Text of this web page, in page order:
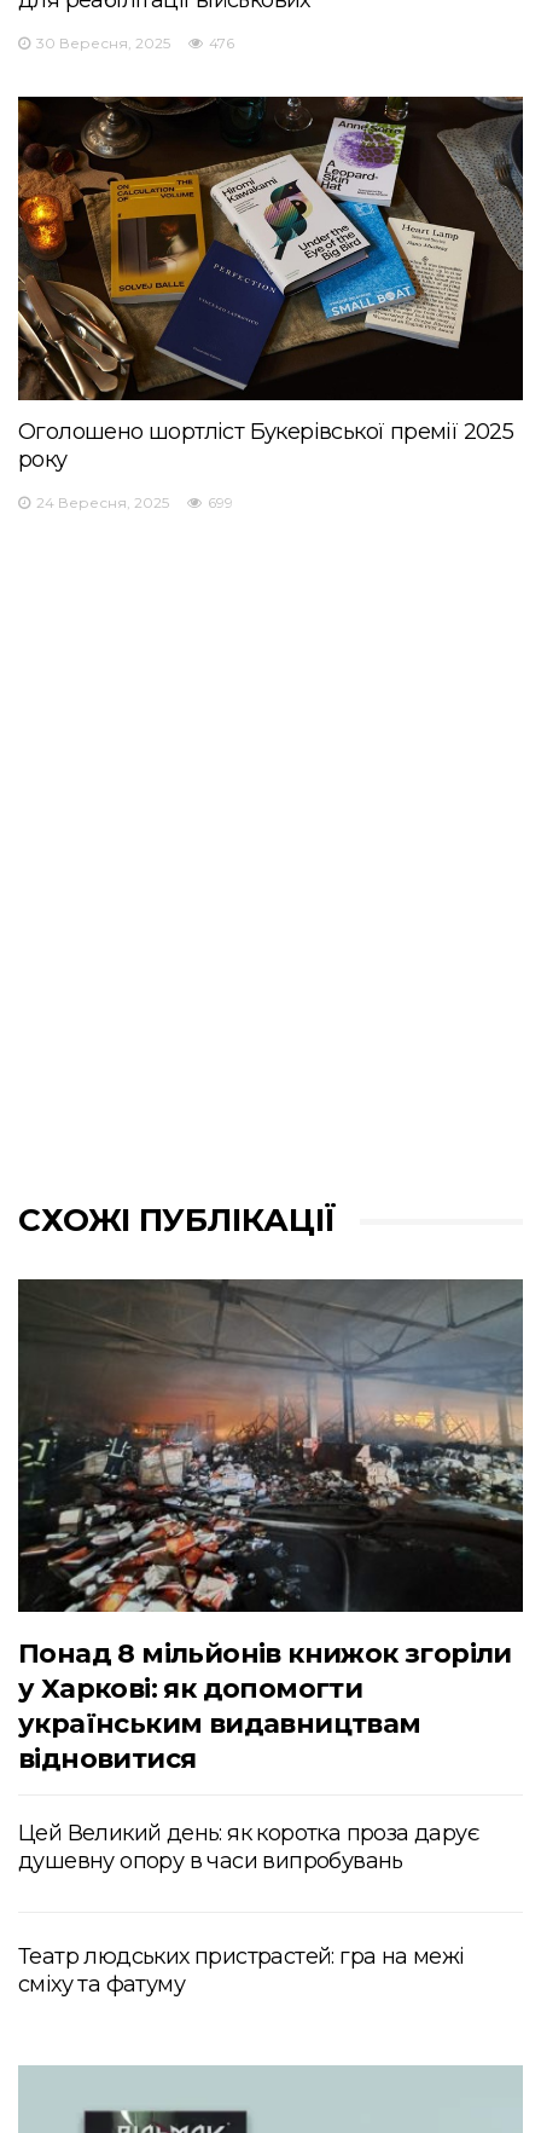
30 Вересня, 2025 476
Оголошено шортліст Букерівської премії 2025
року
24 Вересня, 2025 699
СХОЖІ ПУБЛІКАЦІЇ
Понад 8 мільйонів книжок згоріли
у Харкові: як допомогти
українським видавництвам
відновитися
Цей Великий день: як коротка проза дарує
душевну опору в часи випробувань
Театр людських пристрастей: гра на межі
сміху та фатуму